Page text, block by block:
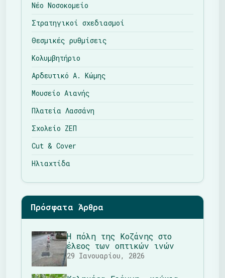
Νέο Νοσοκομείο
Στρατηγικοί σχεδιασμοί
Θεσμικές ρυθμίσεις
Κολυμβητήριο
Αρδευτικό Α. Κώμης
Μουσείο Αιανής
Πλατεία Λασσάνη
Σχολείο ΖΕΠ
Cut & Cover
Ηλιαχτίδα
Πρόσφατα Άρθρα
Η πόλη της Κοζάνης στο
έλεος των οπτικών ινών
29 Ιανουαρίου, 2026